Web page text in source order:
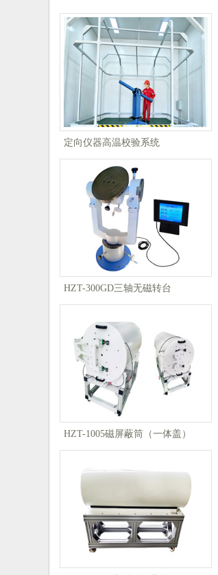
定向仪器高温校验系统
HZT-300GD三轴无磁转台
HZT-1005磁屏蔽筒（一体盖）